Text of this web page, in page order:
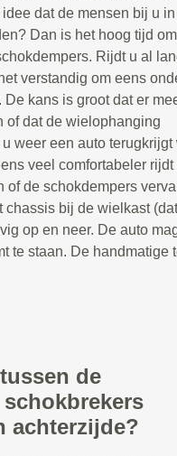
dat de mensen bij u
Dan is het hoog tijd
Rijdt u al
verstandig om eens
kans is groot dat er
of dat de wielophanging
weer een auto terugkrijgt
veel comfortabeler rijdt
of de schokdempers
chassis bij de wielkast
op en neer. De auto
te staan. De handmatige
de
achterzijde?